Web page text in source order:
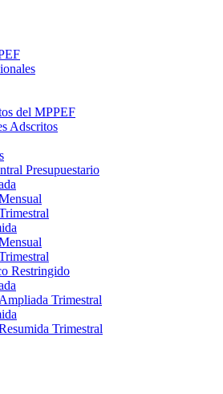
del MPPEF
Adscritos
Presupuestario
Restringido
Ampliada Trimestral
Trimestral